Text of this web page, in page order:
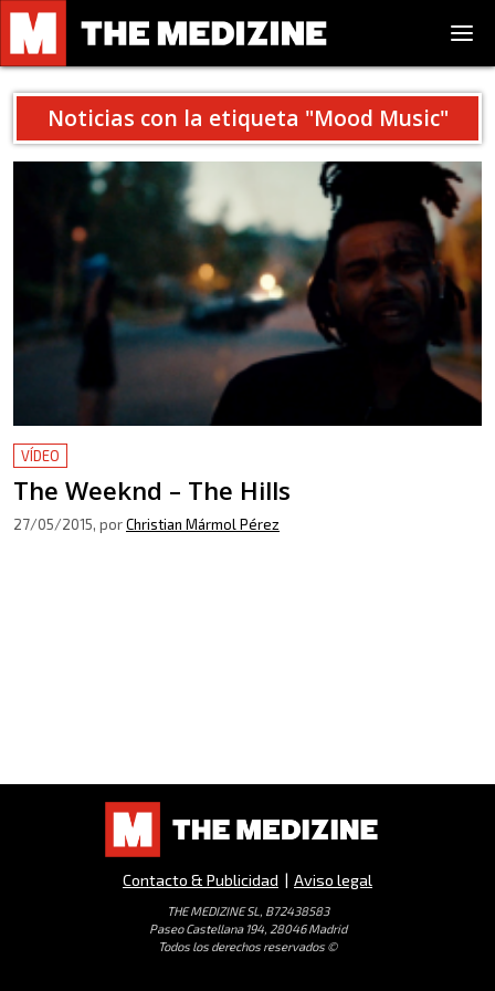
Noticias con la etiqueta "Mood Music"
VÍDEO
The Weeknd – The Hills
27/05/2015, porChristian Mármol Pérez
Contacto & Publicidad | Aviso legal
THE MEDIZINE SL, B72438583
Paseo Castellana 194, 28046 Madrid
Todos los derechos reservados ©